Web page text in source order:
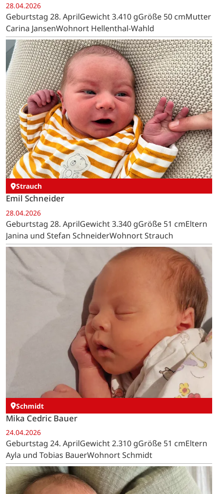
28.04.2026
Geburtstag 28. AprilGewicht 3.410 gGröße 50 cmMutter
Carina JansenWohnort Hellenthal-Wahld
Strauch
Emil Schneider
28.04.2026
Geburtstag 28. AprilGewicht 3.340 gGröße 51 cmEltern
Janina und Stefan SchneiderWohnort Strauch
Schmidt
Mika Cedric Bauer
24.04.2026
Geburtstag 24. AprilGewicht 2.310 gGröße 51 cmEltern
Ayla und Tobias BauerWohnort Schmidt